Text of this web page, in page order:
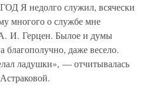
Я недолго служил, всячески
многого о службе мне
А. И. Герцен. Былое и думы
благополучно, даже весело.
ладушки», — отчитывалась